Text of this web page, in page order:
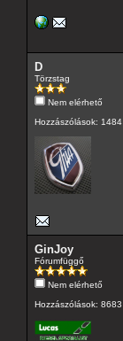
D
Törzstag
Nem elérhető
Hozzászólások: 1484
GinJoy
Fórumfüggő
Nem elérhető
Hozzászólások: 8683